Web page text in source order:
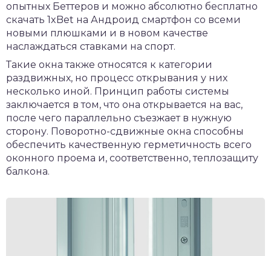
опытных Беттеров и можно абсолютно бесплатно
скачать 1xBet на Андроид смартфон со всеми
новыми плюшками и в новом качестве
наслаждаться ставками на спорт.
Такие окна также относятся к категории
раздвижных, но процесс открывания у них
несколько иной. Принцип работы системы
заключается в том, что она открывается на вас,
после чего параллельно съезжает в нужную
сторону. Поворотно-сдвижные окна способны
обеспечить качественную герметичность всего
оконного проема и, соответственно, теплозащиту
балкона.